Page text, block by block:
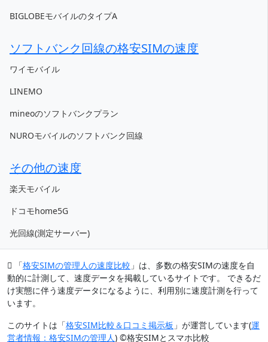
BIGLOBEモバイルのタイプA
ソフトバンク回線の格安SIMの速度
ワイモバイル
LINEMO
mineoのソフトバンクプラン
NUROモバイルのソフトバンク回線
その他の速度
楽天モバイル
ドコモhome5G
光回線(測定サーバー)
「格安SIMの管理人の速度比較 」は、多数の格安SIMの速度を自
動的に計測して、速度データを掲載しているサイトです。 できるだ
け実態に伴う速度データになるように、利用別に速度計測を行って
います。
このサイトは「格安SIM比較＆口コミ掲示板 」が運営しています(運
営者情報：格安SIMの管理人) ©︎格安SIMとスマホ比較